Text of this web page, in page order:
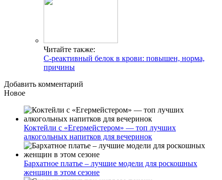
Читайте также:
С-реактивный белок в крови: повышен, норма,
причины
Добавить комментарий
Новое
Коктейли с «Егермейстером» — топ лучших
алкогольных напитков для вечеринок
Бархатное платье – лучшие модели для роскошных
женщин в этом сезоне